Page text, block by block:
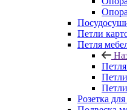
Петли
Петля
Розетка